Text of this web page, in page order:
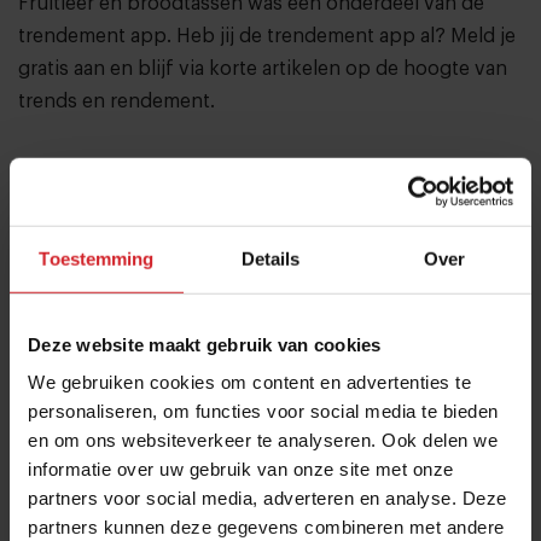
Toestemming Details Over
Deze website maakt gebruik van cookies
We gebruiken cookies om content en advertenties te
personaliseren, om functies voor social media te bieden
en om ons websiteverkeer te analyseren. Ook delen we
informatie over uw gebruik van onze site met onze
partners voor social media, adverteren en analyse. Deze
partners kunnen deze gegevens combineren met andere
trendement app. Heb jij de trendement app al? Meld je
gratis aan en blijf via korte artikelen op de hoogte van
trends en rendement.
Meld je aan voor de nieuwsbrief
ontvangen met de laatste trends, culinaire inspiratie en
interviews van Food Inspiration per e-mail.Klik hier
voor meer informatie.
Verzend